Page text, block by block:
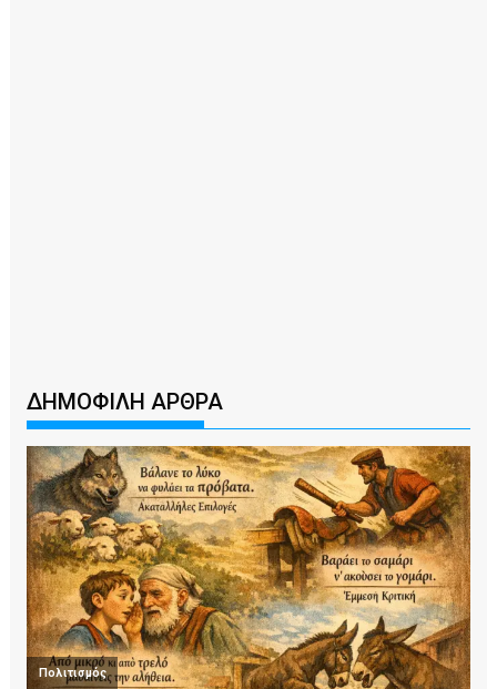
ΔΗΜΟΦΙΛΗ ΑΡΘΡΑ